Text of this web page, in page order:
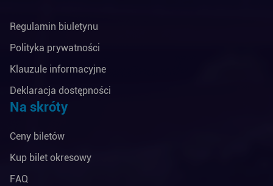
Regulamin biuletynu
Polityka prywatności
Klauzule informacyjne
Deklaracja dostępności
Na skróty
Ceny biletów
Kup bilet okresowy
FAQ